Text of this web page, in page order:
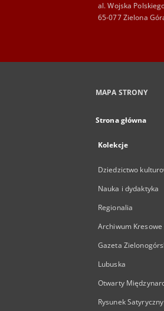
al. Wojska
65-077 Zielona
MAPA STRONY
Strona główna
Kolekcje
Dziedzictwo
Nauka i dydaktyka
Regionalia
Archiwum Kresowe
Gazeta
Lubuska
Otwarty
Rysunek Satyryczny